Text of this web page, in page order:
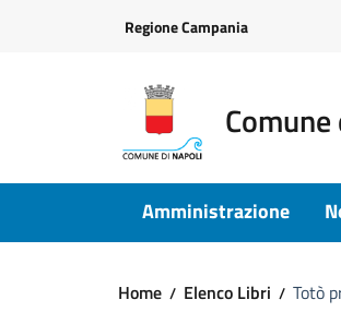
Regione Campania
Amministrazione
Home Elenco Libri Totò